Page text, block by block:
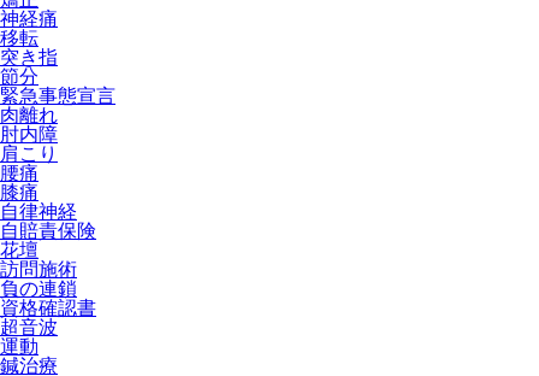
神経痛
移転
突き指
節分
緊急事態宣言
肉離れ
肘内障
肩こり
腰痛
膝痛
自律神経
自賠責保険
花壇
訪問施術
負の連鎖
資格確認書
超音波
運動
鍼治療